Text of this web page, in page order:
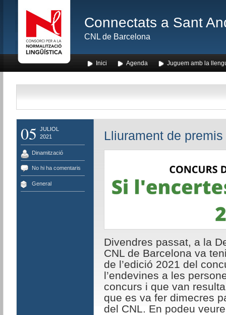
Connectats a Sant
CNL de Barcelona
Inici Agenda Juguem amb la
05
JULIOL
2021
Dinamització
No hi ha comentaris
General
Lliurament de premis
Divendres passat, a la
CNL de Barcelona va
de l’edició 2021 del
l’endevines a les
concurs i que van
que es va fer dimecres
del CNL. En podeu